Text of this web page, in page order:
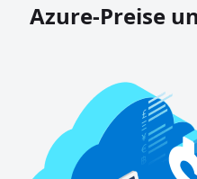
Azure-Preise